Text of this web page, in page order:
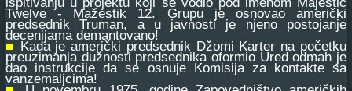
Twelve - Mažestik 12. Grupu je osnovao američki
predsednik Truman, a u javnosti je njeno postojanje
decenijama demantovano!
■ Kada je američki predsednik Džomi Karter na početku
preuzimanja dužnosti predsednika oformio Ured odmah je
dao instrukcije da se osnuje Komisija za kontakte sa
vanzemaljcima!